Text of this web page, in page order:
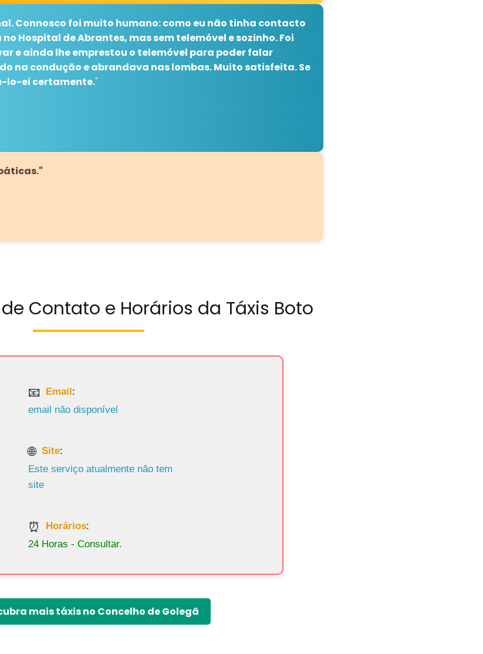
Connosco foi muito humano: como eu não tinha contacto
Hospital de Abrantes, mas sem telemóvel e sozinho. Foi
e ainda lhe emprestou o telemóvel para poder falar
na condução e abrandava nas lombas. Muito satisfeita. Se
lo-ei certamente."
site